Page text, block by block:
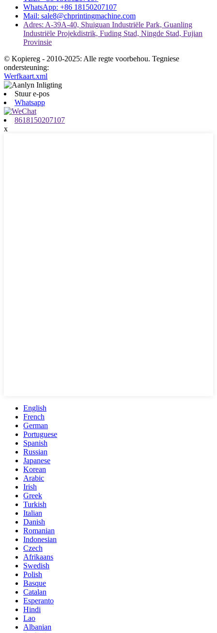
WhatsApp: +86 18150207107
Mail: sale8@chprintingmachine.com
Adres: A-39A-40, Shuiguan Industriële Park, Guanling
Industriële Projekdistrik, Fuding Stad, Ningde Stad, Fujian
Provinsie
© Kopiereg - 2010-2025: Alle regte voorbehou. Tegniese
ondersteuning:
Werfkaart.xml
Stuur e-pos
Whatsapp
8618150207107
x
English
French
German
Portuguese
Spanish
Russian
Japanese
Korean
Arabic
Irish
Greek
Turkish
Italian
Danish
Romanian
Indonesian
Czech
Afrikaans
Swedish
Polish
Basque
Catalan
Esperanto
Hindi
Lao
Albanian